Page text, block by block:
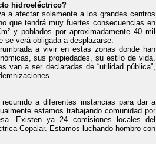
hidroeléctrico?
a afectar solamente a los grandes centros
que tendrá muy fuertes consecuencias en
² y poblados por aproximadamente 40 mil
se verá obligada a desplazarse.
a vivir en estas zonas donde han
sus propiedades, su estilo de vida.
van a ser declaradas de “utilidad pública”,
a diferentes instancias para dar a
estamos trabajando comunidad por
Existen ya 24 comisiones locales del
Copalar. Estamos luchando hombro con